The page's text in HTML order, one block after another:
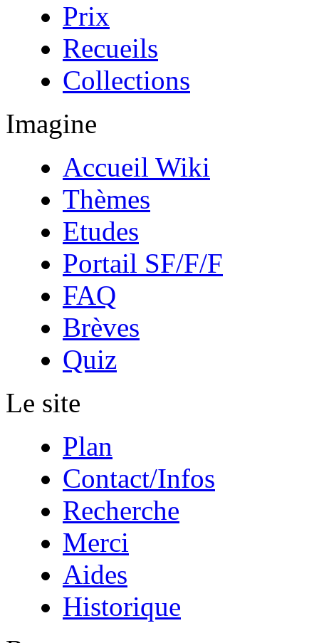
Prix
Recueils
Collections
Imagine
Accueil Wiki
Thèmes
Etudes
Portail SF/F/F
FAQ
Brèves
Quiz
Le site
Plan
Contact/Infos
Recherche
Merci
Aides
Historique